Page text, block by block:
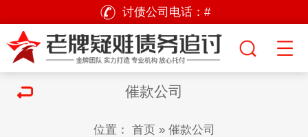
讨债公司电话： #
催款公司
位置： 首页» 催款公司